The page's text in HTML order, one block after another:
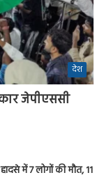
देश
जेपीएससी
में 7 लोगों की मौत, 11